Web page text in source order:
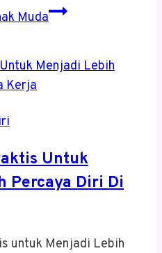
Muda
Untuk
Percaya Diri Di
untuk Menjadi Lebih